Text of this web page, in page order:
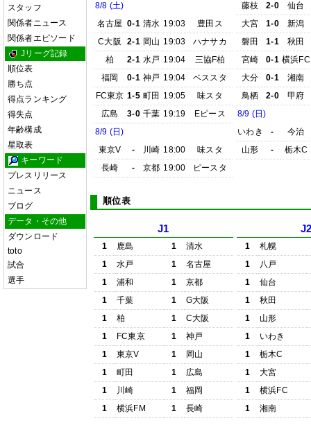
スタッフ
関係者ニュース
関係者エピソード
Jリーグ記録
順位表
勝ち点
得点ランキング
得失点
年齢構成
星取表
キーワード
プレスリリース
ニュース
ブログ
データ・その他
ダウンロード
toto
試合
選手
8/8 (土)
名古屋 0-1 清水 19:03
豊田ス
C大阪
2-1 岡山 19:03
ハナサカ
柏
2-1 水戸 19:04
三協F柏
福岡
0-1 神戸 19:04
ベススタ
FC東京 1-5 町田 19:05
味スタ
広島
3-0 千葉 19:19
Eピース
8/9 (日)
東京V
- 川崎 18:00
味スタ
長崎
- 京都 19:00 ピースタ
藤枝
2-0
仙台
大宮
1-0
新潟
磐田
1-1
秋田
宮崎
0-1 横浜FC
大分
0-1
湘南
鳥栖
2-0
甲府
8/9 (日)
いわき
-
今治
山形
- 栃木C
順位表
J1
1 鹿島 1
清水
1
水戸 1
名古屋
1
浦和 1
京都
1
千葉 1
G大阪
1
柏 1
C大阪
1
FC東京 1
神戸
1
東京V 1
岡山
1
町田 1
広島
1
川崎 1
福岡
1
横浜FM 1 長崎
1
札幌
1
八戸
1
仙台
1
秋田
1
山形
1
いわき
1
栃木C
1
大宮
1
横浜FC
1
湘南